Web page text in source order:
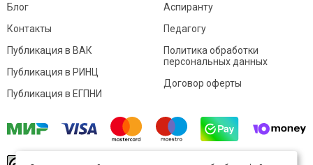
Блог
Контакты
Аспиранту
Педагогу
Публикация в ВАК
Публикация в РИНЦ
Публикация в ЕГПНИ
Политика обработки
персональных данных
Договор оферты